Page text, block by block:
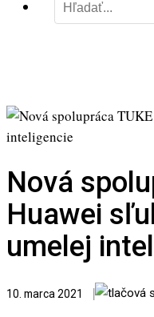
Nová
Huawei
umelej
10. marca 2021